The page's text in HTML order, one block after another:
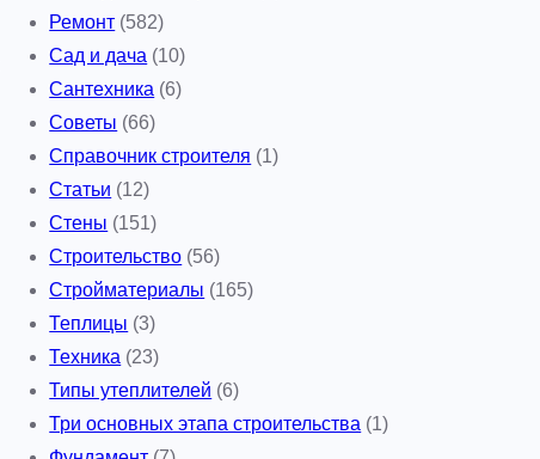
Ремонт (582)
Сад и дача (10)
Сантехника (6)
Советы (66)
Справочник строителя (1)
Статьи (12)
Стены (151)
Строительство (56)
Стройматериалы (165)
Теплицы (3)
Техника (23)
Типы утеплителей (6)
Три основных этапа строительства (1)